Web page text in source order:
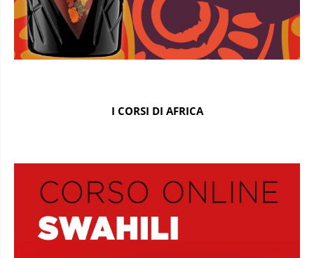
I CORSI DI AFRICA